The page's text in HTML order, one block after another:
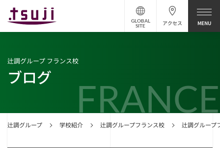
アクセス
GLOBAL
SITE
FRANCE
辻調グループ 学校紹介 辻調グループフランス校 辻調グループ
辻調グループ フランス校
ブログ